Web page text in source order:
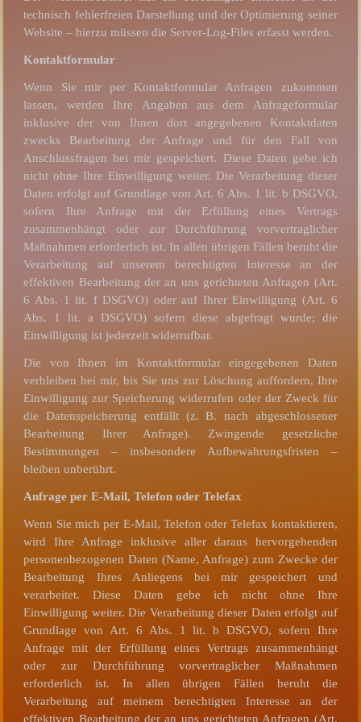
technisch fehlerfreien Darstellung und der Optimierung seiner
Website – hierzu müssen die Server-Log-Files erfasst werden.
Kontaktformular
Wenn Sie mir per Kontaktformular Anfragen zukommen
lassen, werden Ihre Angaben aus dem Anfrageformular
inklusive der von Ihnen dort angegebenen Kontaktdaten
zwecks Bearbeitung der Anfrage und für den Fall von
Anschlussfragen bei mir gespeichert. Diese Daten gebe ich
nicht ohne Ihre Einwilligung weiter. Die Verarbeitung dieser
Daten erfolgt auf Grundlage von Art. 6 Abs. 1 lit. b DSGVO,
sofern Ihre Anfrage mit der Erfüllung eines Vertrags
zusammenhängt oder zur Durchführung vorvertraglicher
Maßnahmen erforderlich ist. In allen übrigen Fällen beruht die
Verarbeitung auf unserem berechtigten Interesse an der
effektiven Bearbeitung der an uns gerichteten Anfragen (Art.
6 Abs. 1 lit. f DSGVO) oder auf Ihrer Einwilligung (Art. 6
Abs. 1 lit. a DSGVO) sofern diese abgefragt wurde; die
Einwilligung ist jederzeit widerrufbar.
Die von Ihnen im Kontaktformular eingegebenen Daten
verbleiben bei mir, bis Sie uns zur Löschung auffordern, Ihre
Einwilligung zur Speicherung widerrufen oder der Zweck für
die Datenspeicherung entfällt (z. B. nach abgeschlossener
Bearbeitung Ihrer Anfrage). Zwingende gesetzliche
Bestimmungen – insbesondere Aufbewahrungsfristen –
bleiben unberührt.
Anfrage per E-Mail, Telefon oder Telefax
Wenn Sie mich per E-Mail, Telefon oder Telefax kontaktieren,
wird Ihre Anfrage inklusive aller daraus hervorgehenden
personenbezogenen Daten (Name, Anfrage) zum Zwecke der
Bearbeitung Ihres Anliegens bei mir gespeichert und
verarbeitet. Diese Daten gebe ich nicht ohne Ihre
Einwilligung weiter. Die Verarbeitung dieser Daten erfolgt auf
Grundlage von Art. 6 Abs. 1 lit. b DSGVO, sofern Ihre
Anfrage mit der Erfüllung eines Vertrags zusammenhängt
oder zur Durchführung vorvertraglicher Maßnahmen
erforderlich ist. In allen übrigen Fällen beruht die
Verarbeitung auf meinem berechtigten Interesse an der
effektiven Bearbeitung der an uns gerichteten Anfragen (Art.